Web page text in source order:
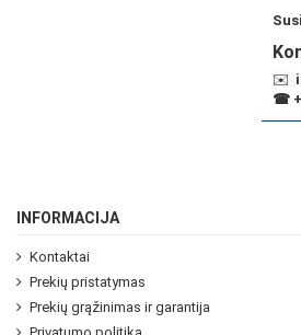
✉️
☎
INFORMACIJA
Kontaktai
Prekių pristatymas
Prekių grąžinimas ir garantija